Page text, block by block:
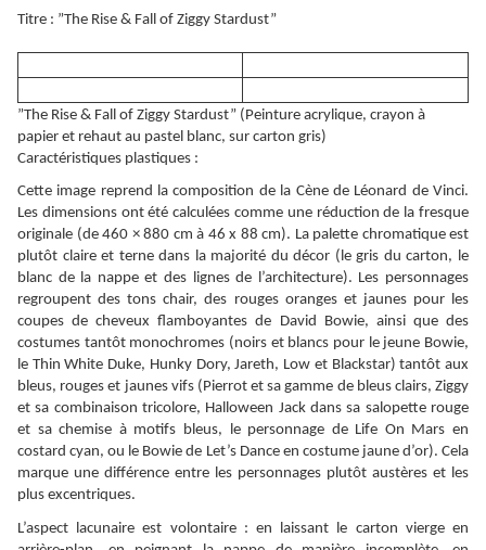
Titre : ”The Rise & Fall of Ziggy Stardust”
”The Rise & Fall of Ziggy Stardust” (Peinture acrylique, crayon à
papier et rehaut au pastel blanc, sur carton gris)
Caractéristiques plastiques :
Cette image reprend la composition de la Cène de Léonard de Vinci.
Les dimensions ont été calculées comme une réduction de la fresque
originale (de 460 × 880 cm à 46 x 88 cm). La palette chromatique est
plutôt claire et terne dans la majorité du décor (le gris du carton, le
blanc de la nappe et des lignes de l’architecture). Les personnages
regroupent des tons chair, des rouges oranges et jaunes pour les
coupes de cheveux flamboyantes de David Bowie, ainsi que des
costumes tantôt monochromes (noirs et blancs pour le jeune Bowie,
le Thin White Duke, Hunky Dory, Jareth, Low et Blackstar) tantôt aux
bleus, rouges et jaunes vifs (Pierrot et sa gamme de bleus clairs, Ziggy
et sa combinaison tricolore, Halloween Jack dans sa salopette rouge
et sa chemise à motifs bleus, le personnage de Life On Mars en
costard cyan, ou le Bowie de Let’s Dance en costume jaune d’or). Cela
marque une différence entre les personnages plutôt austères et les
plus excentriques.
L’aspect lacunaire est volontaire : en laissant le carton vierge en